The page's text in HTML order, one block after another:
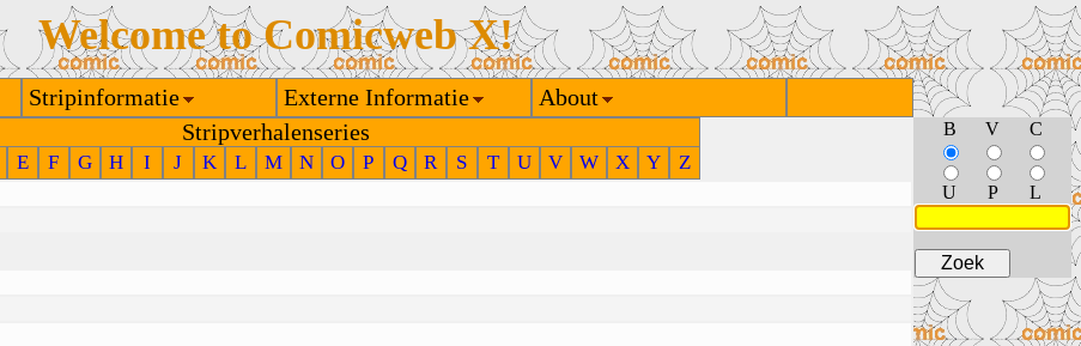
Welcome to Comicweb X!
Stripinformatie Externe Informatie
About
Stripverhalenseries
E F G H I J K L M N O P Q R S T U V W X Y Z
B V C
U P L